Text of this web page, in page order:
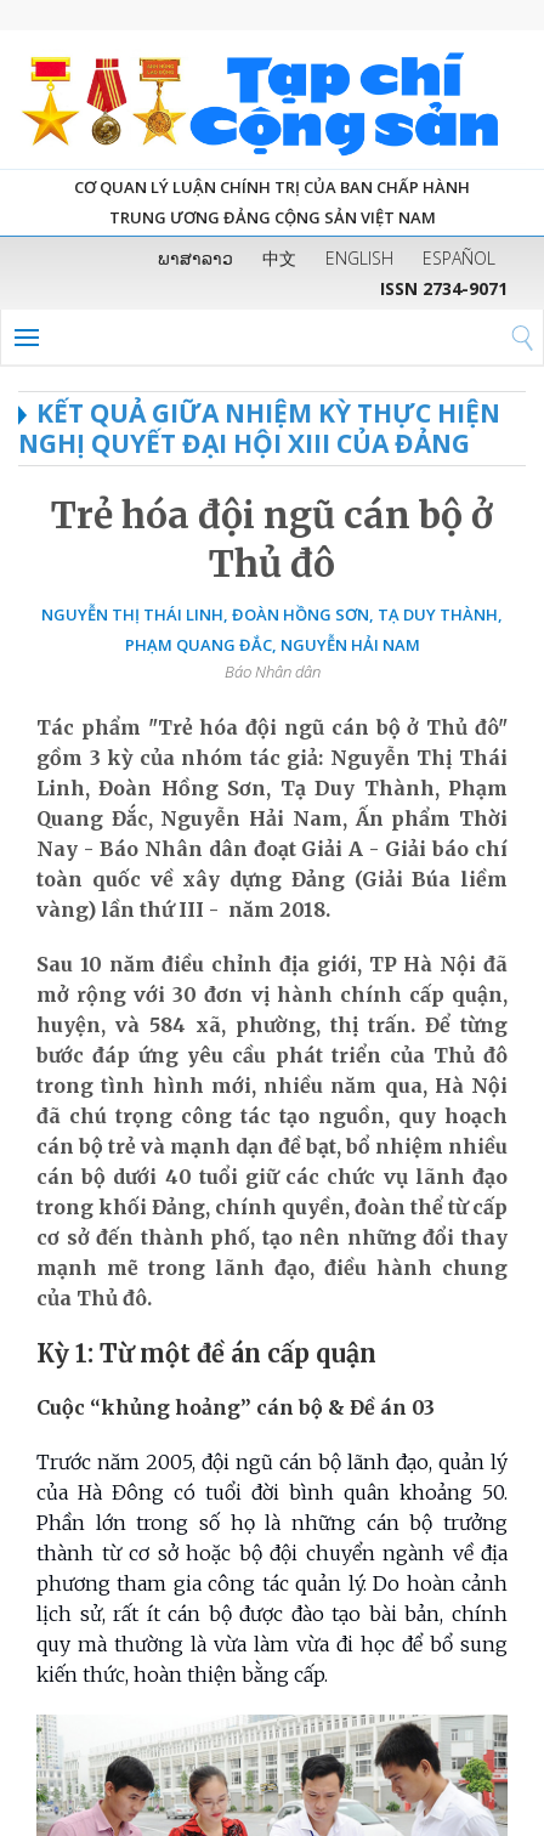
CƠ QUAN LÝ LUẬN CHÍNH TRỊ CỦA BAN CHẤP HÀNH
TRUNG ƯƠNG ĐẢNG CỘNG SẢN VIỆT NAM
ພາສາລາວ 中文 ENGLISH
ESPAÑOL
ISSN 2734-9071
KẾT QUẢ GIỮA NHIỆM KỲ THỰC HIỆN
NGHỊ QUYẾT ĐẠI HỘI XIII CỦA ĐẢNG
Trẻ hóa đội ngũ cán bộ ở
Thủ đô
NGUYỄN THỊ THÁI LINH, ĐOÀN HỒNG SƠN, TẠ DUY THÀNH,
PHẠM QUANG ĐẮC, NGUYỄN HẢI NAM
Báo Nhân dân
Tác phẩm "Trẻ hóa đội ngũ cán bộ ở Thủ đô"
gồm 3 kỳ của nhóm tác giả: Nguyễn Thị Thái
Linh, Đoàn Hồng Sơn, Tạ Duy Thành, Phạm
Quang Đắc, Nguyễn Hải Nam, Ấn phẩm Thời
Nay - Báo Nhân dân đoạt Giải A - Giải báo chí
toàn quốc về xây dựng Đảng (Giải Búa liềm
vàng) lần thứ III - năm 2018.
Sau 10 năm điều chỉnh địa giới, TP Hà Nội đã
mở rộng với 30 đơn vị hành chính cấp quận,
huyện, và 584 xã, phường, thị trấn. Để từng
bước đáp ứng yêu cầu phát triển của Thủ đô
trong tình hình mới, nhiều năm qua, Hà Nội
đã chú trọng công tác tạo nguồn, quy hoạch
cán bộ trẻ và mạnh dạn đề bạt, bổ nhiệm nhiều
cán bộ dưới 40 tuổi giữ các chức vụ lãnh đạo
trong khối Đảng, chính quyền, đoàn thể từ cấp
cơ sở đến thành phố, tạo nên những đổi thay
mạnh mẽ trong lãnh đạo, điều hành chung
của Thủ đô.
Kỳ 1: Từ một đề án cấp quận
Cuộc “khủng hoảng” cán bộ & Đề án 03
Trước năm 2005, đội ngũ cán bộ lãnh đạo, quản lý
của Hà Đông có tuổi đời bình quân khoảng 50.
Phần lớn trong số họ là những cán bộ trưởng
thành từ cơ sở hoặc bộ đội chuyển ngành về địa
phương tham gia công tác quản lý. Do hoàn cảnh
lịch sử, rất ít cán bộ được đào tạo bài bản, chính
quy mà thường là vừa làm vừa đi học để bổ sung
kiến thức, hoàn thiện bằng cấp.